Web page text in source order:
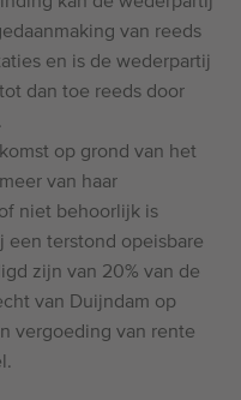
van reeds
en is de wederpartij
dan toe reeds door
op grond van het
van haar
niet behoorlijk is
een terstond opeisbare
zijn van 20% van de
van Duijndam op
vergoeding van rente